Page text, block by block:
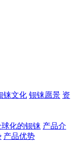
铼文化 钡铼愿景 资
球化的钡铼 产品介
产品优势